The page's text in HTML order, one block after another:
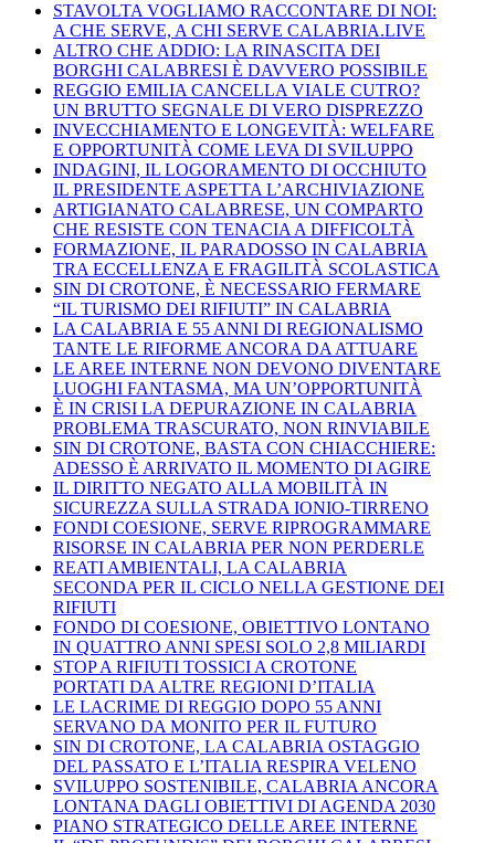
STAVOLTA VOGLIAMO RACCONTARE DI NOI:
A CHE SERVE, A CHI SERVE CALABRIA.LIVE
ALTRO CHE ADDIO: LA RINASCITA DEI
BORGHI CALABRESI È DAVVERO POSSIBILE
REGGIO EMILIA CANCELLA VIALE CUTRO?
UN BRUTTO SEGNALE DI VERO DISPREZZO
INVECCHIAMENTO E LONGEVITÀ: WELFARE
E OPPORTUNITÀ COME LEVA DI SVILUPPO
INDAGINI, IL LOGORAMENTO DI OCCHIUTO
IL PRESIDENTE ASPETTA L’ARCHIVIAZIONE
ARTIGIANATO CALABRESE, UN COMPARTO
CHE RESISTE CON TENACIA A DIFFICOLTÀ
FORMAZIONE, IL PARADOSSO IN CALABRIA
TRA ECCELLENZA E FRAGILITÀ SCOLASTICA
SIN DI CROTONE, È NECESSARIO FERMARE
“IL TURISMO DEI RIFIUTI” IN CALABRIA
LA CALABRIA E 55 ANNI DI REGIONALISMO
TANTE LE RIFORME ANCORA DA ATTUARE
LE AREE INTERNE NON DEVONO DIVENTARE
LUOGHI FANTASMA, MA UN’OPPORTUNITÀ
È IN CRISI LA DEPURAZIONE IN CALABRIA
PROBLEMA TRASCURATO, NON RINVIABILE
SIN DI CROTONE, BASTA CON CHIACCHIERE:
ADESSO È ARRIVATO IL MOMENTO DI AGIRE
IL DIRITTO NEGATO ALLA MOBILITÀ IN
SICUREZZA SULLA STRADA IONIO-TIRRENO
FONDI COESIONE, SERVE RIPROGRAMMARE
RISORSE IN CALABRIA PER NON PERDERLE
REATI AMBIENTALI, LA CALABRIA
SECONDA PER IL CICLO NELLA GESTIONE DEI
RIFIUTI
FONDO DI COESIONE, OBIETTIVO LONTANO
IN QUATTRO ANNI SPESI SOLO 2,8 MILIARDI
STOP A RIFIUTI TOSSICI A CROTONE
PORTATI DA ALTRE REGIONI D’ITALIA
LE LACRIME DI REGGIO DOPO 55 ANNI
SERVANO DA MONITO PER IL FUTURO
SIN DI CROTONE, LA CALABRIA OSTAGGIO
DEL PASSATO E L’ITALIA RESPIRA VELENO
SVILUPPO SOSTENIBILE, CALABRIA ANCORA
LONTANA DAGLI OBIETTIVI DI AGENDA 2030
PIANO STRATEGICO DELLE AREE INTERNE